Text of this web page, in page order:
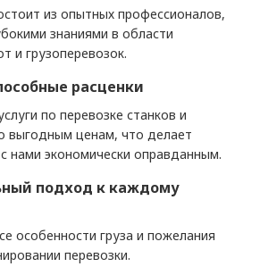
из опытных профессионалов,
знаниями в области
и грузоперевозок.
расценки
по перевозке станков и
выгодным ценам, что делает
нами экономически оправданным.
подход к каждому
особенности груза и пожелания
перевозки.